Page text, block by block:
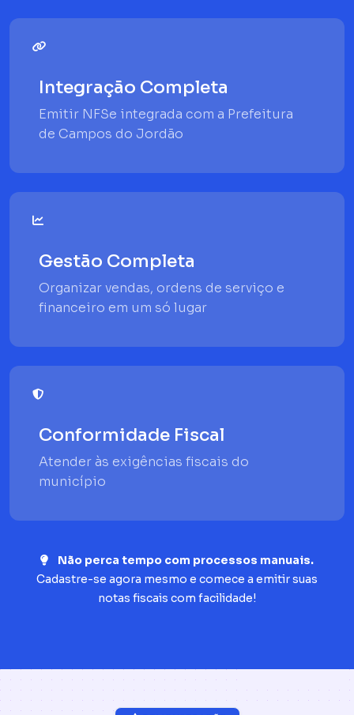
Integração Completa
Emitir NFSe integrada com a Prefeitura
de Campos do Jordão
Gestão Completa
Organizar vendas, ordens de serviço e
financeiro em um só lugar
Conformidade Fiscal
Atender às exigências fiscais do
município
Não perca tempo com processos manuais.
Cadastre-se agora mesmo e comece a emitir suas
notas fiscais com facilidade!